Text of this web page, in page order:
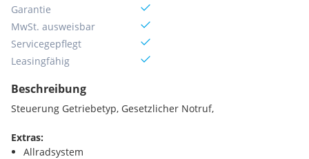
Garantie
MwSt. ausweisbar
Servicegepflegt
Leasingfähig
Beschreibung
Steuerung Getriebetyp, Gesetzlicher Notruf,
Extras:
Allradsystem